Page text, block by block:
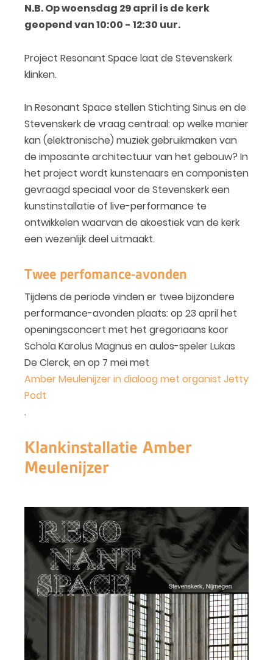
N.B. Op woensdag 29 april is de kerk
geopend van 10:00 - 12:30 uur.
Project Resonant Space laat de Stevenskerk
klinken.
In Resonant Space stellen Stichting Sinus en de
Stevenskerk de vraag centraal: op welke manier
kan (elektronische) muziek gebruikmaken van
de imposante architectuur van het gebouw? In
het project wordt kunstenaars en componisten
gevraagd speciaal voor de Stevenskerk een
kunstinstallatie of live-performance te
ontwikkelen waarvan de akoestiek van de kerk
een wezenlijk deel uitmaakt.
Twee perfomance-avonden
Tijdens de periode vinden er twee bijzondere
performance-avonden plaats: op 23 april het
openingsconcert met het gregoriaans koor
Schola Karolus Magnus en aulos-speler Lukas
De Clerck, en op 7 mei met
Amber Meulenijzer in dialoog met organist Jetty
Podt
.
Klankinstallatie Amber
Meulenijzer